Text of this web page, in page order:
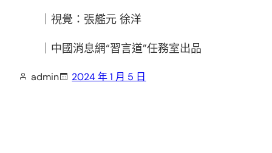
｜視覺：張艦元 徐洋
｜中國消息網“習言道”任務室出品
admin 2024 年 1 月 5 日